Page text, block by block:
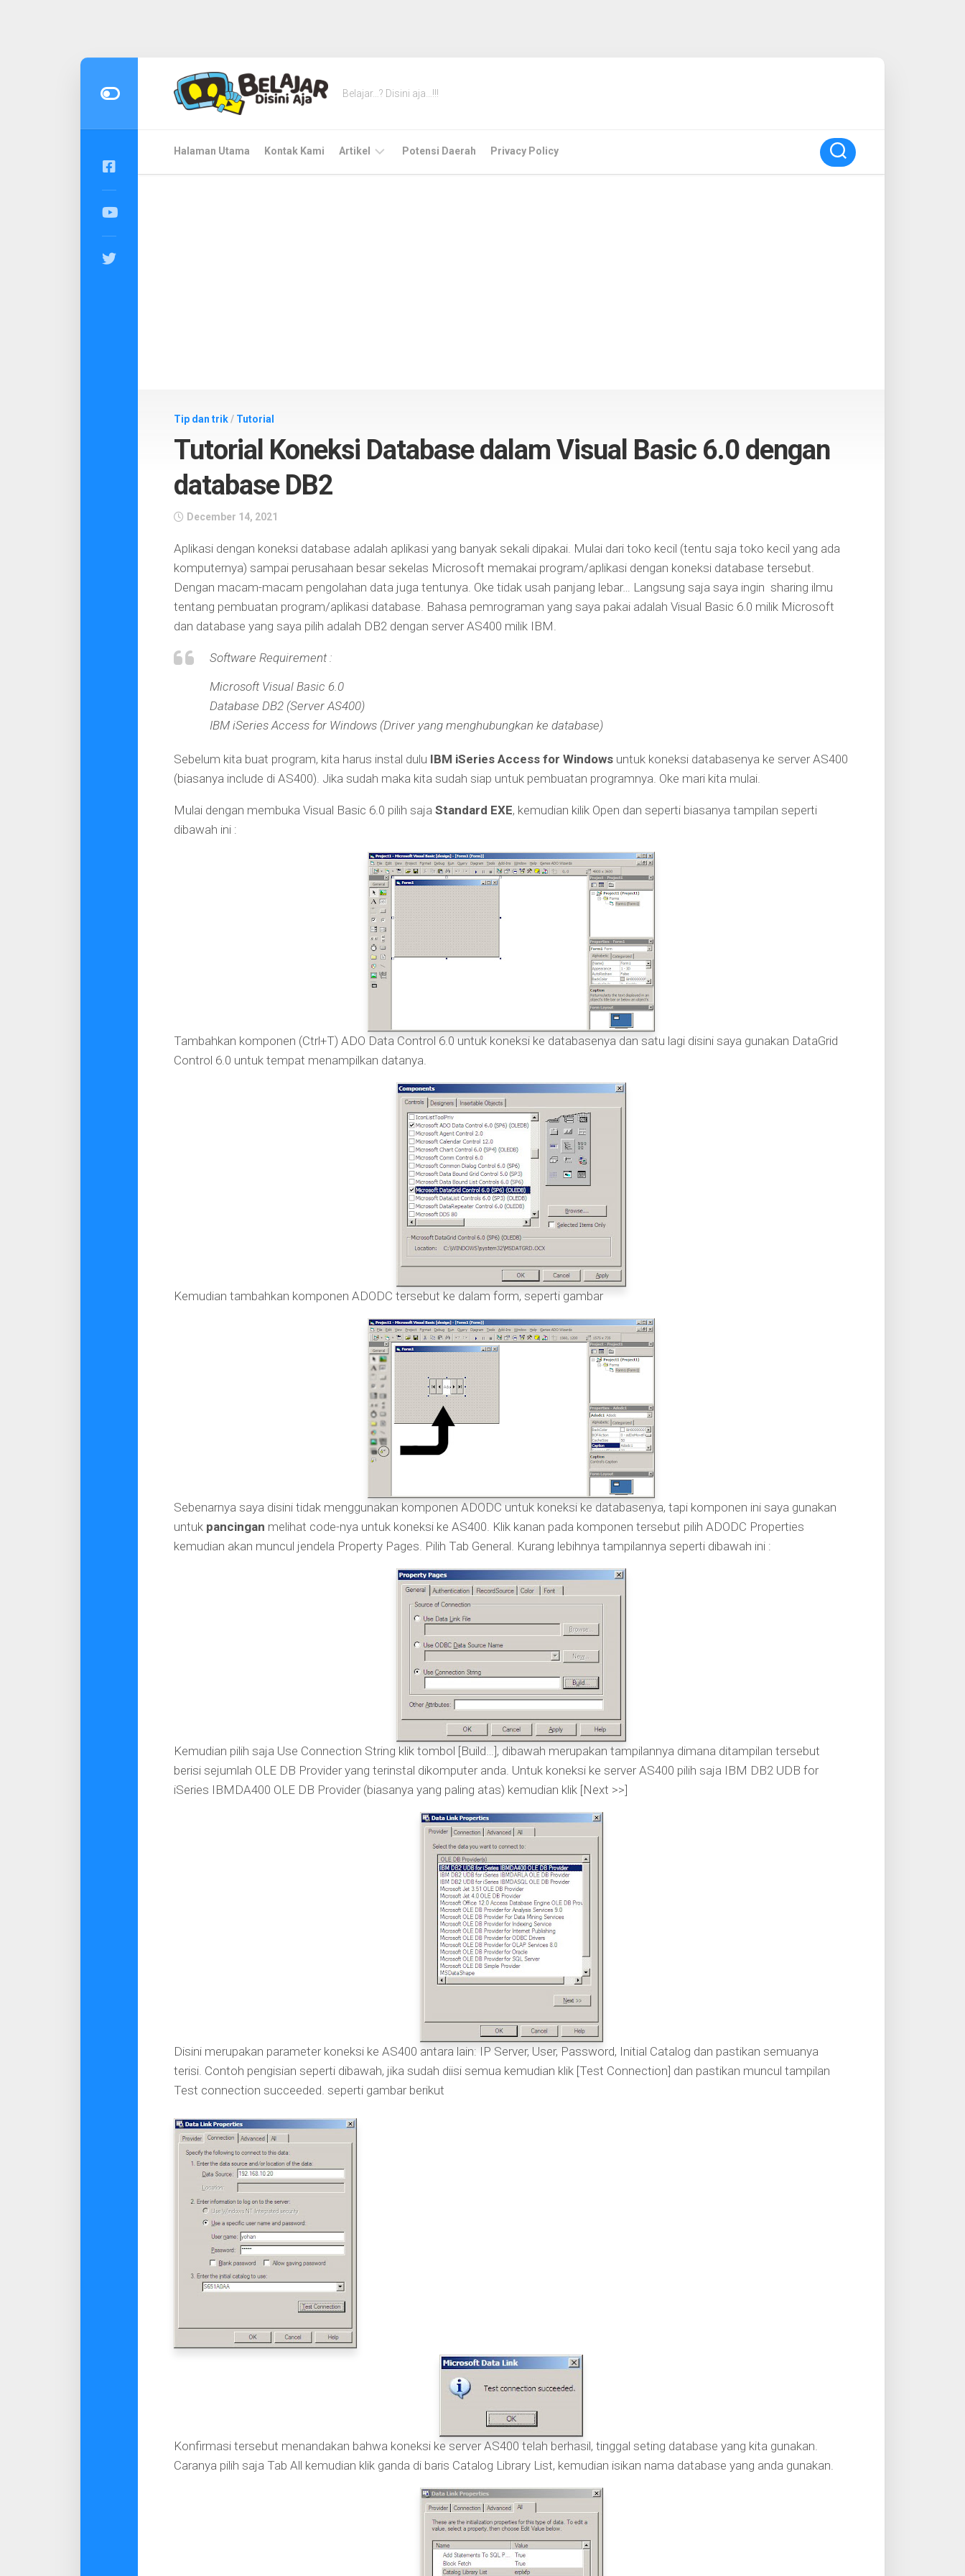
Belajar…? Disini aja…!!!
Halaman Utama Kontak Kami Artikel Potensi Daerah Privacy Policy
Tip dan trik/ Tutorial
Tutorial Koneksi Database dalam Visual Basic 6.0 dengan
database DB2
December 14, 2021
Aplikasi dengan koneksi database adalah aplikasi yang banyak sekali dipakai. Mulai dari toko kecil (tentu saja toko kecil yang ada
komputernya) sampai perusahaan besar sekelas Microsoft memakai program/aplikasi dengan koneksi database tersebut.
Dengan macam-macam pengolahan data juga tentunya. Oke tidak usah panjang lebar… Langsung saja saya ingin sharing ilmu
tentang pembuatan program/aplikasi database. Bahasa pemrograman yang saya pakai adalah Visual Basic 6.0 milik Microsoft
dan database yang saya pilih adalah DB2 dengan server AS400 milik IBM.
Software Requirement :
Microsoft Visual Basic 6.0
Database DB2 (Server AS400)
IBM iSeries Access for Windows (Driver yang menghubungkan ke database)
Sebelum kita buat program, kita harus instal dulu IBM iSeries Access for Windows untuk koneksi databasenya ke server AS400
(biasanya include di AS400). Jika sudah maka kita sudah siap untuk pembuatan programnya. Oke mari kita mulai.
Mulai dengan membuka Visual Basic 6.0 pilih saja Standard EXE, kemudian kilik Open dan seperti biasanya tampilan seperti
dibawah ini :
Tambahkan komponen (Ctrl+T) ADO Data Control 6.0 untuk koneksi ke databasenya dan satu lagi disini saya gunakan DataGrid
Control 6.0 untuk tempat menampilkan datanya.
Kemudian tambahkan komponen ADODC tersebut ke dalam form, seperti gambar
Sebenarnya saya disini tidak menggunakan komponen ADODC untuk koneksi ke databasenya, tapi komponen ini saya gunakan
untuk pancingan melihat code-nya untuk koneksi ke AS400. Klik kanan pada komponen tersebut pilih ADODC Properties
kemudian akan muncul jendela Property Pages. Pilih Tab General. Kurang lebihnya tampilannya seperti dibawah ini :
Kemudian pilih saja Use Connection String klik tombol [Build…], dibawah merupakan tampilannya dimana ditampilan tersebut
berisi sejumlah OLE DB Provider yang terinstal dikomputer anda. Untuk koneksi ke server AS400 pilih saja IBM DB2 UDB for
iSeries IBMDA400 OLE DB Provider (biasanya yang paling atas) kemudian klik [Next >>]
Disini merupakan parameter koneksi ke AS400 antara lain: IP Server, User, Password, Initial Catalog dan pastikan semuanya
terisi. Contoh pengisian seperti dibawah, jika sudah diisi semua kemudian klik [Test Connection] dan pastikan muncul tampilan
Test connection succeeded. seperti gambar berikut
Konfirmasi tersebut menandakan bahwa koneksi ke server AS400 telah berhasil, tinggal seting database yang kita gunakan.
Caranya pilih saja Tab All kemudian klik ganda di baris Catalog Library List, kemudian isikan nama database yang anda gunakan.